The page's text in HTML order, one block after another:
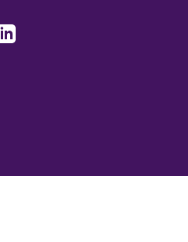
?
LinkedIn